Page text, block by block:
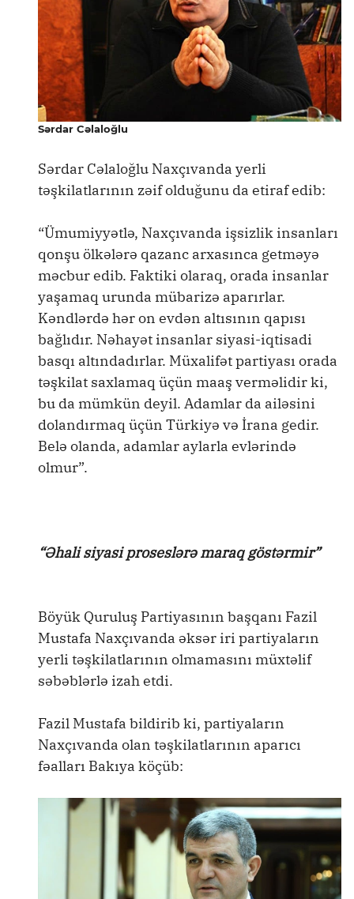
Sərdar Cəlaloğlu
Sərdar Cəlaloğlu Naxçıvanda yerli
təşkilatlarının zəif olduğunu da etiraf edib:
“Ümumiyyətlə, Naxçıvanda işsizlik insanları
qonşu ölkələrə qazanc arxasınca getməyə
məcbur edib. Faktiki olaraq, orada insanlar
yaşamaq urunda mübarizə aparırlar.
Kəndlərdə hər on evdən altısının qapısı
bağlıdır. Nəhayət insanlar siyasi-iqtisadi
basqı altındadırlar. Müxalifət partiyası orada
təşkilat saxlamaq üçün maaş verməlidir ki,
bu da mümkün deyil. Adamlar da ailəsini
dolandırmaq üçün Türkiyə və İrana gedir.
Belə olanda, adamlar aylarla evlərində
olmur”.
“Əhali siyasi proseslərə maraq göstərmir”
Böyük Quruluş Partiyasının başqanı Fazil
Mustafa Naxçıvanda əksər iri partiyaların
yerli təşkilatlarının olmamasını müxtəlif
səbəblərlə izah etdi.
Fazil Mustafa bildirib ki, partiyaların
Naxçıvanda olan təşkilatlarının aparıcı
fəalları Bakıya köçüb: